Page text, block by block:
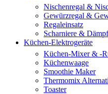
Nischenregal &
Gewürzregal &
Regaleinsatz
Scharniere &
Küchen-Elektrogeräte
Küchen-Mixer & -
Küchenwaage
Smoothie Maker
Thermomix
Toaster